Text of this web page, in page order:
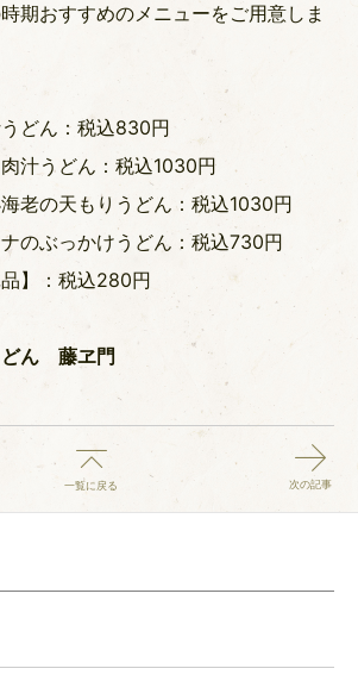
期おすすめのメニューをご用意しま
どん：税込830円
汁うどん：税込1030円
老の天もりうどん：税込1030円
のぶっかけうどん：税込730円
】：税込280円
ん 藤ヱ門
一覧に戻る 次の記事